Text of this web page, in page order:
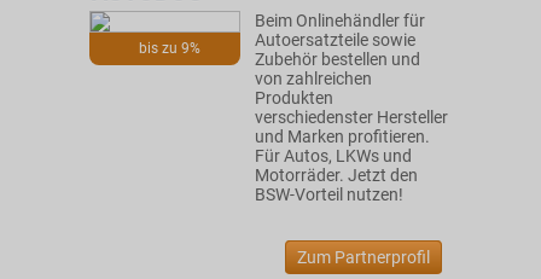
bis zu 9%
Beim Onlinehändler für
Autoersatzteile sowie
Zubehör bestellen und
von zahlreichen
Produkten
verschiedenster Hersteller
und Marken profitieren.
Für Autos, LKWs und
Motorräder. Jetzt den
BSW-Vorteil nutzen!
Zum Partnerprofil